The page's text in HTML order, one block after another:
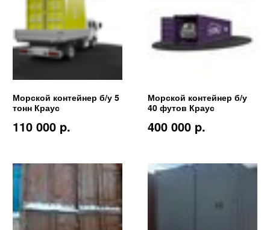
Морской контейнер б/у 5
тонн Краус
110 000 p.
Морской контейнер б/у
40 футов Краус
400 000 p.